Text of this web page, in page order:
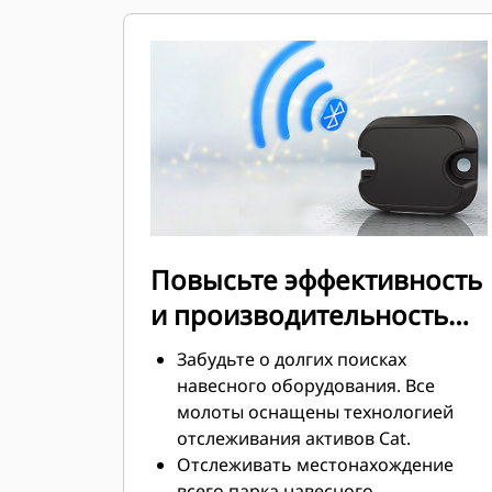
возможность использовать
высокопроизводительный молот
на рабочих площадках с
повышенными требованиями к
уровню шума, например в жилых
кварталах или вблизи больниц.
Повысьте эффективность
и производительность
благодаря встроенным
технологиям
Забудьте о долгих поисках
навесного оборудования. Все
молоты оснащены технологией
отслеживания активов Cat.
Отслеживать местонахождение